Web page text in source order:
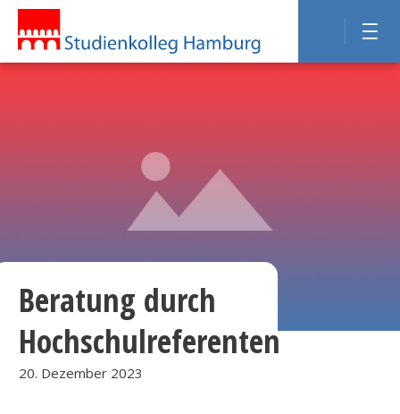
Beratung durch
Hochschulreferenten
20. Dezember 2023